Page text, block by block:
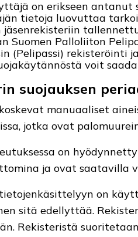
on erikseen
tietoja luovuttaa
jäsenrekisteriin
Suomen Palloliiton
(Pelipassi) rekisteröinti
voit
suojauksen
manuaaliset
jotka ovat
on
ja ovat saatavilla
on
sitä edellyttää.
Rekisteristä